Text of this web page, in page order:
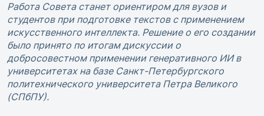
Работа Совета станет ориентиром для вузов и
студентов при подготовке текстов с применением
искусственного интеллекта. Решение о его создании
было принято по итогам дискуссии о
добросовестном применении генеративного ИИ в
университетах на базе Санкт-Петербургского
политехнического университета Петра Великого
(СПбПУ).